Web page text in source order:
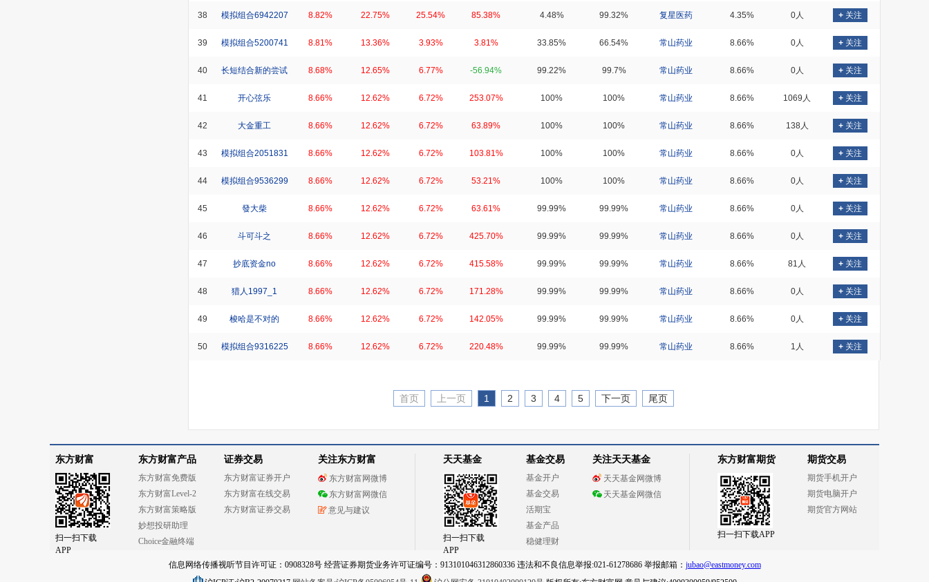
38 模拟组合6942207 8.82% 22.75% 25.54% 85.38% 4.48% 99.32% 复星医药 4.35% 0人 + 关注
39 模拟组合5200741 8.81% 13.36% 3.93% 3.81% 33.85% 66.54% 常山药业 8.66% 0人 + 关注
40 长短结合新的尝试 8.68% 12.65% 6.77% -56.94% 99.22% 99.7% 常山药业 8.66% 0人 + 关注
41 开心弦乐 8.66% 12.62% 6.72% 253.07% 100% 100% 常山药业 8.66% 1069人 + 关注
42 大金重工 8.66% 12.62% 6.72% 63.89% 100% 100% 常山药业 8.66% 138人 + 关注
43 模拟组合2051831 8.66% 12.62% 6.72% 103.81% 100% 100% 常山药业 8.66% 0人 + 关注
44 模拟组合9536299 8.66% 12.62% 6.72% 53.21% 100% 100% 常山药业 8.66% 0人 + 关注
45 發大柴 8.66% 12.62% 6.72% 63.61% 99.99% 99.99% 常山药业 8.66% 0人 + 关注
46 斗可斗之 8.66% 12.62% 6.72% 425.70% 99.99% 99.99% 常山药业 8.66% 0人 + 关注
47 抄底资金no 8.66% 12.62% 6.72% 415.58% 99.99% 99.99% 常山药业 8.66% 81人 + 关注
48 猎人1997_1 8.66% 12.62% 6.72% 171.28% 99.99% 99.99% 常山药业 8.66% 0人 + 关注
49 梭哈是不对的 8.66% 12.62% 6.72% 142.05% 99.99% 99.99% 常山药业 8.66% 0人 + 关注
50 模拟组合9316225 8.66% 12.62% 6.72% 220.48% 99.99% 99.99% 常山药业 8.66% 1人 + 关注
首页 上一页 1 2 3 4 5 下一页 尾页